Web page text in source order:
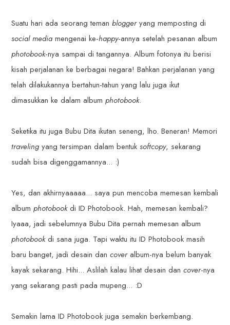
Suatu hari ada seorang teman bloggeryang memposting di
social media mengenai ke-happy-annya setelah pesanan album
photobook-nya sampai di tangannya. Album fotonya itu berisi
kisah perjalanan ke berbagai negara! Bahkan perjalanan yang
telah dilakukannya bertahun-tahun yang lalu juga ikut
dimasukkan ke dalam albumphotobook.
Seketika itu juga Bubu Dita ikutan seneng, lho. Beneran! Memori
traveling yang tersimpan dalam bentuksoftcopy, sekarang
sudah bisa digenggamannya... :)
Yes, dan akhirnyaaaaa... saya pun mencoba memesan kembali
albumphotobookdi ID Photobook. Hah, memesan kembali?
Iyaaa, jadi sebelumnya Bubu Dita pernah memesan album
photobookdi sana juga. Tapi waktu itu ID Photobook masih
baru banget, jadi desain dancoveralbum-nya belum banyak
kayak sekarang. Hihi... Aslilah kalau lihat desain dancover-nya
yang sekarang pasti pada mupeng... :D
Semakin lama ID Photobook juga semakin berkembang.